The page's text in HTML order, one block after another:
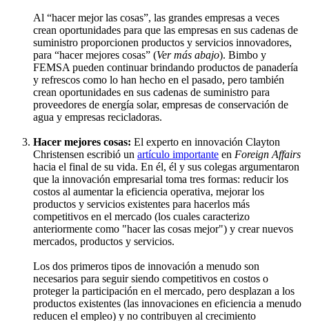
Al “hacer mejor las cosas”, las grandes empresas a veces
crean oportunidades para que las empresas en sus cadenas de
suministro proporcionen productos y servicios innovadores,
para “hacer mejores cosas” (Ver más abajo). Bimbo y
FEMSA pueden continuar brindando productos de panadería
y refrescos como lo han hecho en el pasado, pero también
crean oportunidades en sus cadenas de suministro para
proveedores de energía solar, empresas de conservación de
agua y empresas recicladoras.
Hacer mejores cosas: El experto en innovación Clayton
Christensen escribió un artículo importante en Foreign Affairs
hacia el final de su vida. En él, él y sus colegas argumentaron
que la innovación empresarial toma tres formas: reducir los
costos al aumentar la eficiencia operativa, mejorar los
productos y servicios existentes para hacerlos más
competitivos en el mercado (los cuales caracterizo
anteriormente como "hacer las cosas mejor") y crear nuevos
mercados, productos y servicios.
Los dos primeros tipos de innovación a menudo son
necesarios para seguir siendo competitivos en costos o
proteger la participación en el mercado, pero desplazan a los
productos existentes (las innovaciones en eficiencia a menudo
reducen el empleo) y no contribuyen al crecimiento